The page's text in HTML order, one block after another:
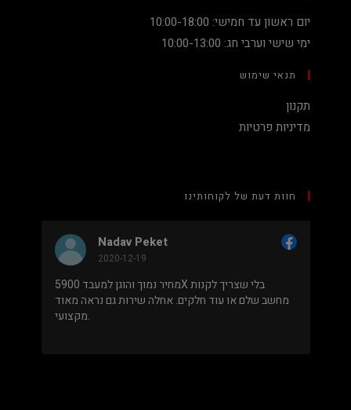
יום ראשון עד חמישי: 10:00-18:00
ימי שישי וערבי חג: 10:00-13:00
תנאי שימוש
תקנון
מדיניות פרטיות
חוות דעת של לקוחותינו
Nadav Peket
2020-12-19
מחיר נמוך והוגן למעבד 5900X בלי שצריך לקנות
מחשב שלם או עוד חלקים. אחלה שירות גם נראה מאוד
מקצועי.